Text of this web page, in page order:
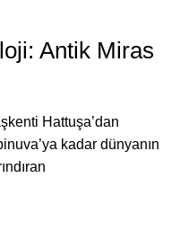
Antik Miras
Hattuşa’dan
kadar dünyanın